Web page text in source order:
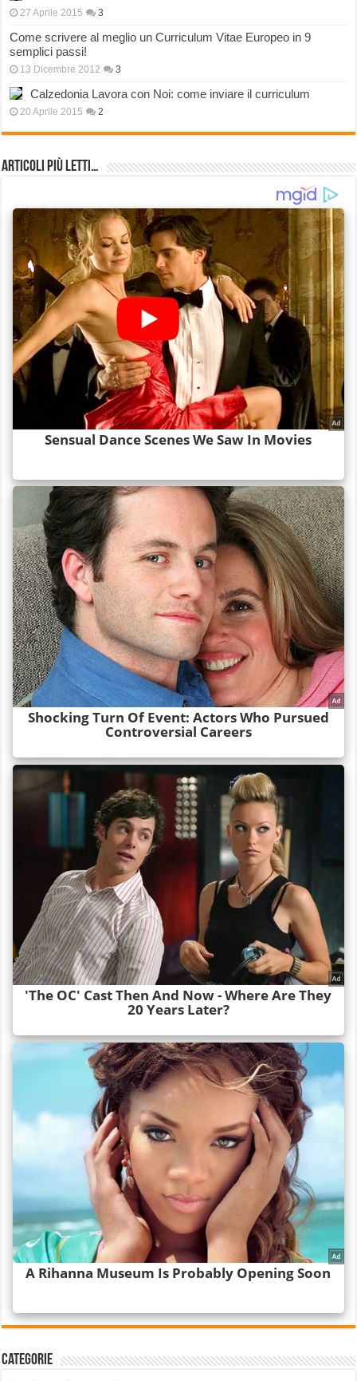
27 Aprile 2015 3
Come scrivere al meglio un Curriculum Vitae Europeo in 9
semplici passi!
13 Dicembre 2012 3
Calzedonia Lavora con Noi: come inviare il curriculum
20 Aprile 2015 2
Articoli più Letti…
Categorie